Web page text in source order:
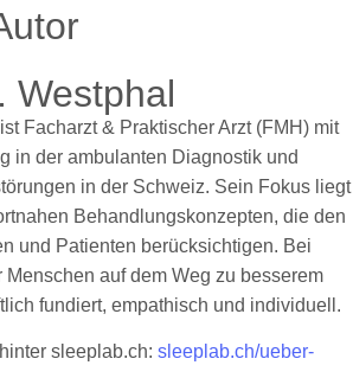
Westphal
Facharzt & Praktischer Arzt (FMH) mit
in der ambulanten Diagnostik und
in der Schweiz. Sein Fokus liegt
Behandlungskonzepten, die den
und Patienten berücksichtigen. Bei
auf dem Weg zu besserem
fundiert, empathisch und individuell.
sleeplab.ch: sleeplab.ch/ueber-